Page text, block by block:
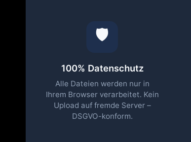
🛡️
100% Datenschutz
Alle Dateien werden nur in
Ihrem Browser verarbeitet. Kein
Upload auf fremde Server –
DSGVO-konform.